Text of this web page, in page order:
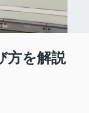
方を解説